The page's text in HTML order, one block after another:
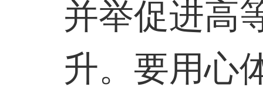
并举促进高
升。要用心